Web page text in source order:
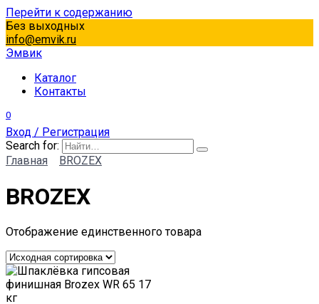
Перейти к содержанию
Без выходных
info@emvik.ru
Эмвик
Каталог
Контакты
0
Вход / Регистрация
Search for:
Главная
BROZEX
BROZEX
Отображение единственного товара